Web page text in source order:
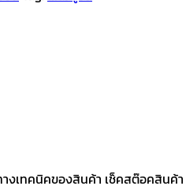
งเทคนิคของสินค้า เช็คสต๊อคสิน